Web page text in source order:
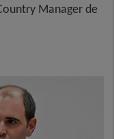
Manager de